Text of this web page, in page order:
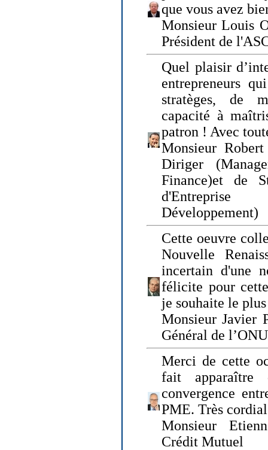
que vous avez
Monsieur Louis
Président de
Quel plaisir
entrepreneurs
stratèges, de
capacité à
patron ! Avec
Monsieur
Diriger
Finance)et de
Développement)
Cette oeuvre
Nouvelle
incertain d'une
félicite pour
je souhaite le
Monsieur Javier
Général de
Merci de cette
fait apparaître
convergence
PME. Très
Monsieur
Crédit Mutuel